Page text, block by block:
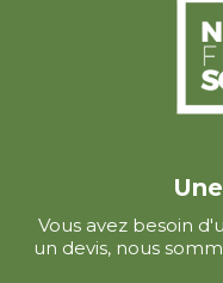
Vous avez besoin
un devis, nous